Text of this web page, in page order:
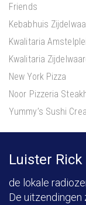
Friends
Kebabhuis
Kwalitaria
Kwalitaria
New York Pizza
Noor Pizzeria
Yummy’s Sushi
Luister Rick
de lokale
De